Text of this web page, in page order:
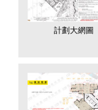
計劃大網圖